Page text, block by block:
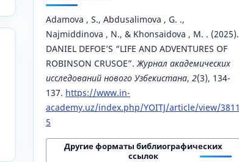
Adamova , S., Abdusalimova , G. .,
Najmiddinova , N., & Khonsaidova , M. . (2025).
DANIEL DEFOE’S “LIFE AND ADVENTURES OF
ROBINSON CRUSOE”.Журнал академических
исследований нового Узбекистана, 2(3), 134-
137. https://www.in-
academy.uz/index.php/YOITJ/article/view/3811
5
Другие форматы библиографических
ссылок